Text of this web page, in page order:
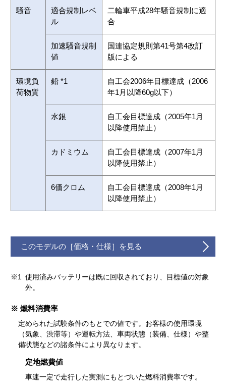
騒音
適合規制レベ
ル
二輪車平成28年騒音規制に適
合
加速騒音規制
値
国連協定規則第41号第4改訂
版による
環境負
荷物質
鉛 *1
自工会2006年目標達成（2006
年1月以降60g以下）
水銀
自工会目標達成（2005年1月
以降使用禁止）
カドミウム
自工会目標達成（2007年1月
以降使用禁止）
6価クロム
自工会目標達成（2008年1月
以降使用禁止）
このモデルの［価格・仕様］を見る
※1
使用済みバッテリーは既に回収されており、目標値の対象
外。
※ 燃料消費率
定められた試験条件のもとでの値です。お客様の使用環境
（気象、渋滞等）や運転方法、車両状態（装備、仕様）や整
備状態などの諸条件により異なります。
定地燃費値
車速一定で走行した実測にもとづいた燃料消費率です。